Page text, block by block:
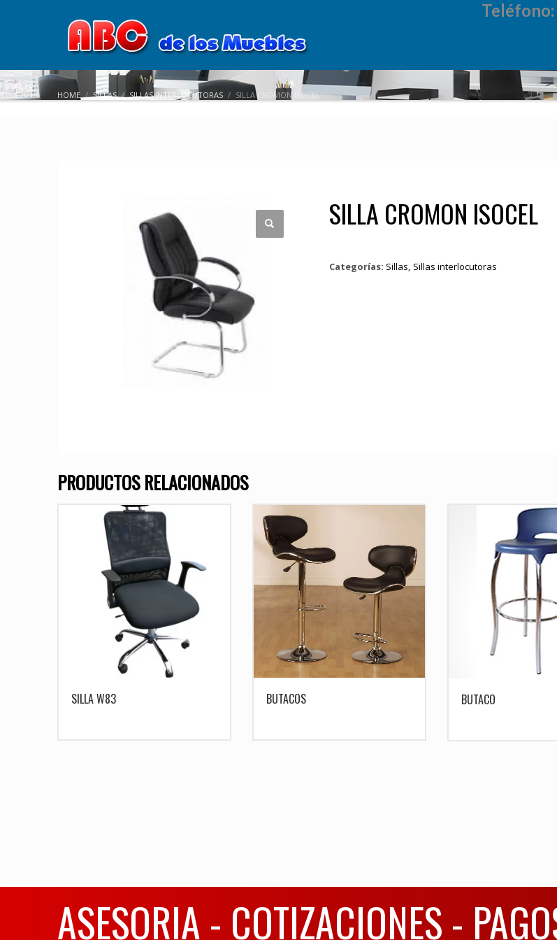
Teléfono:
HOME SILLAS SILLAS INTERLOCUTORAS SILLA CROMON ISOCEL
SILLA CROMON ISOCEL
Categorías: Sillas, Sillas interlocutoras
PRODUCTOS RELACIONADOS
SILLA W83 BUTACOS BUTACO
ASESORIA - COTIZACIONES -